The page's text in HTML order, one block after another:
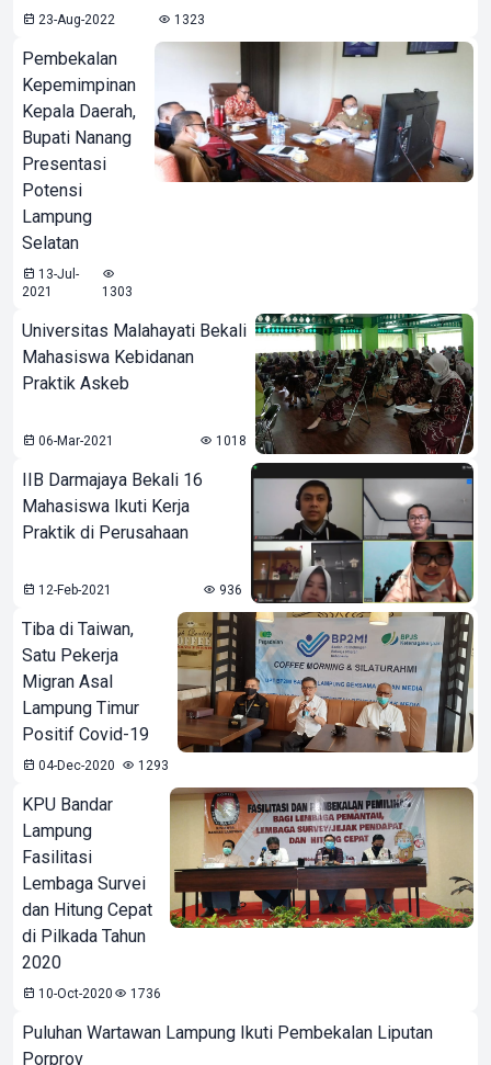
23-Aug-2022 1323
Pembekalan
Kepemimpinan
Kepala Daerah,
Bupati Nanang
Presentasi
Potensi
Lampung
Selatan
13-Jul-
2021
1303
Universitas Malahayati Bekali
Mahasiswa Kebidanan
Praktik Askeb
06-Mar-2021 1018
IIB Darmajaya Bekali 16
Mahasiswa Ikuti Kerja
Praktik di Perusahaan
12-Feb-2021 936
Tiba di Taiwan,
Satu Pekerja
Migran Asal
Lampung Timur
Positif Covid-19
04-Dec-2020 1293
KPU Bandar
Lampung
Fasilitasi
Lembaga Survei
dan Hitung Cepat
di Pilkada Tahun
2020
10-Oct-2020 1736
Puluhan Wartawan Lampung Ikuti Pembekalan Liputan
Porprov